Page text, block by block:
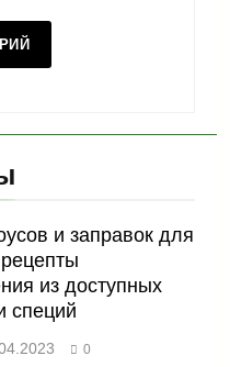
и заправок для
из доступных
специй
0